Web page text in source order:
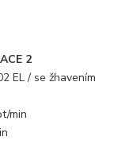
2
EL / se žhavením
min